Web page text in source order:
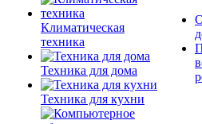
Климатическая
техника
Техника для дома
Техника для кухни